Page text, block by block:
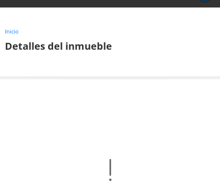
Inicio
Detalles del inmueble